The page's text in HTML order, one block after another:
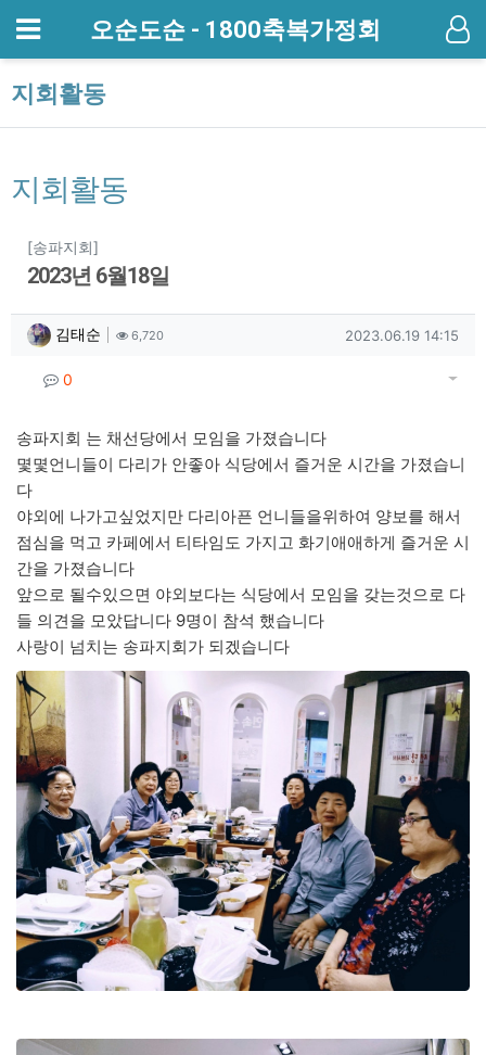
메뉴 오순도순 - 1800축복가정회
지회활동
지회활동
[송파지회]
2023년 6월18일
작성자 정보
김태순 작성6,720조회 작성일
2023.06.19 14:15
컨텐츠 정보
0 게시
본문
송파지회 는 채선당에서 모임을 가졌습니다
몇몇언니들이 다리가 안좋아 식당에서 즐거운 시간을 가졌습니
다
야외에 나가고싶었지만 다리아픈 언니들을위하여 양보를 해서
점심을 먹고 카페에서 티타임도 가지고 화기애애하게 즐거운 시
간을 가졌습니다
앞으로 될수있으면 야외보다는 식당에서 모임을 갖는것으로 다
들 의견을 모았답니다 9명이 참석 했습니다
사랑이 넘치는 송파지회가 되겠습니다